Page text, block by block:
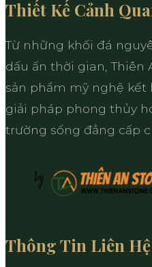
Thiết Kế Cảnh
Từ những khối đá
dấu ấn thời gian, Thiên
sản phẩm mỹ nghệ kết
giải pháp phong thủy
trường sống đẳng cấp
Thông Tin Liên Hệ